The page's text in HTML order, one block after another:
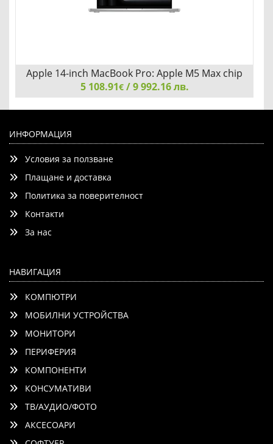
core CPU and 32-core GPU, 36GB, 2TB SSD - Silver
Apple 14-inch MacBook Pro: Apple M5 Max chip
with 18-core CPU and 32-core GPU
5 108.91€/ 9 992.16 лв.
ИНФОРМАЦИЯ
Условия за ползване
Плащане и доставка
Политика за поверителност
Контакти
За нас
НАВИГАЦИЯ
КОМПЮТРИ
МОБИЛНИ УСТРОЙСТВА
МОНИТОРИ
ПЕРИФЕРИЯ
КОМПОНЕНТИ
КОНСУМАТИВИ
ТВ/АУДИО/ФОТО
АКСЕСОАРИ